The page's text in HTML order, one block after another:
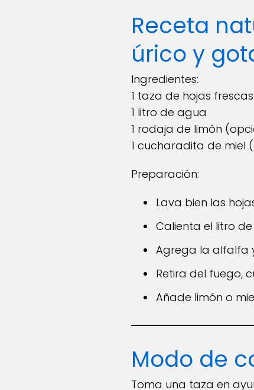
Receta
úrico y
Ingredientes:
1 taza de hojas
1 litro de agua
1 rodaja de limón
1 cucharadita de miel
Preparación:
Lava bien las
Calienta el litro
Agrega la alfalfa
Retira del fuego,
Añade limón o
Modo de
Toma una taza en